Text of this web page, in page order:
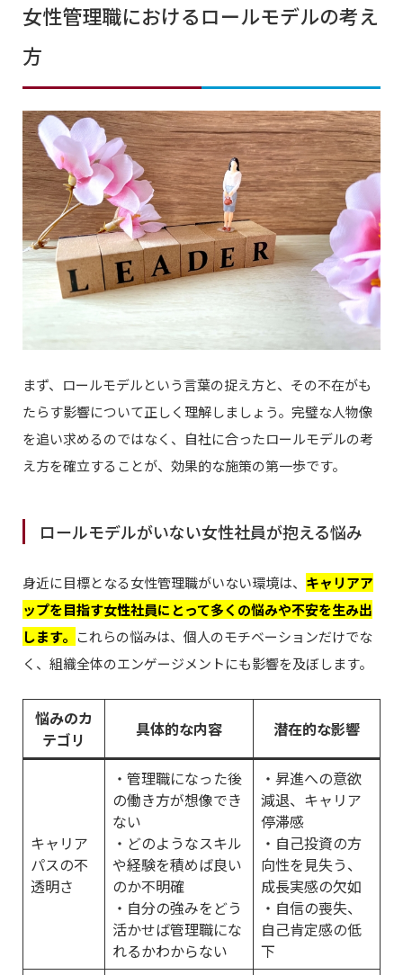
女性管理職におけるロールモデルの考え
方
まず、ロールモデルという言葉の捉え方と、その不在がも
たらす影響について正しく理解しましょう。完璧な人物像
を追い求めるのではなく、自社に合ったロールモデルの考
え方を確立することが、効果的な施策の第一歩です。
ロールモデルがいない女性社員が抱える悩み
身近に目標となる女性管理職がいない環境は、 キャリアア
ップを目指す女性社員にとって多くの悩みや不安を生み出
します。 これらの悩みは、個人のモチベーションだけでな
く、組織全体のエンゲージメントにも影響を及ぼします。
悩みのカ
テゴリ
具体的な内容 潜在的な影響
キャリア
パスの不
透明さ
・管理職になった後
の働き方が想像でき
ない
・どのようなスキル
や経験を積めば良い
のか不明確
・自分の強みをどう
活かせば管理職にな
れるかわからない
・昇進への意欲
減退、キャリア
停滞感
・自己投資の方
向性を見失う、
成長実感の欠如
・自信の喪失、
自己肯定感の低
下